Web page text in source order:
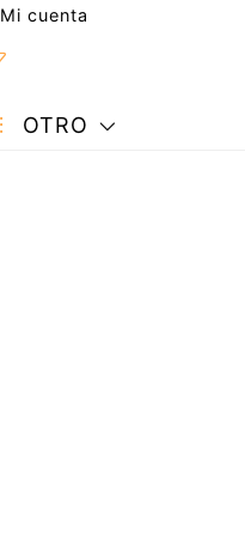
Mi cuenta
OTRO
receta